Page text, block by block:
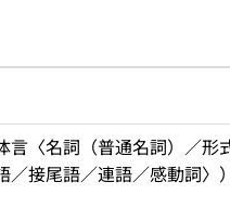
ジへのリンク
を検索
〈名詞（普通名詞）／
接尾語／連語／感動詞〉